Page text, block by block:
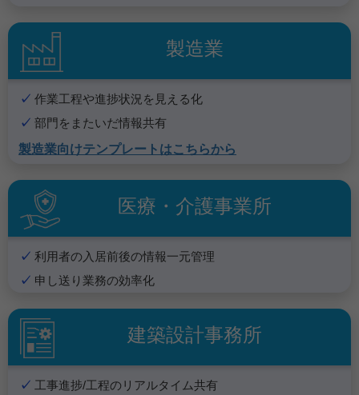
製造業
作業工程や進捗状況を見える化
部門をまたいだ情報共有
製造業向けテンプレートはこちらから
医療・介護事業所
利用者の入居前後の情報一元管理
申し送り業務の効率化
建築設計事務所
工事進捗/工程のリアルタイム共有